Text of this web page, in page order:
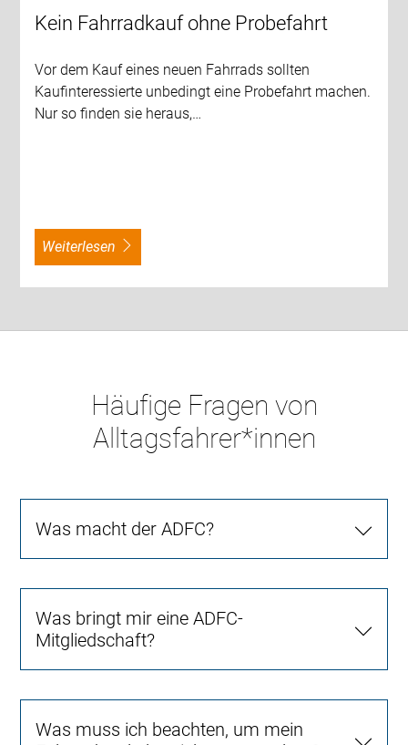
Kein Fahrradkauf ohne Probefahrt
Vor dem Kauf eines neuen Fahrrads sollten
Kaufinteressierte unbedingt eine Probefahrt machen.
Nur so finden sie heraus,…
weiterlesen
Häufige Fragen von
Alltagsfahrer*innen
Was macht der ADFC?
Was bringt mir eine ADFC-
Mitgliedschaft?
Was muss ich beachten, um mein